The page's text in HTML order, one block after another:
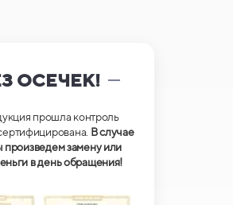
ОСЕЧЕК!
прошла контроль
В случае
произведем замену или
в день обращения!